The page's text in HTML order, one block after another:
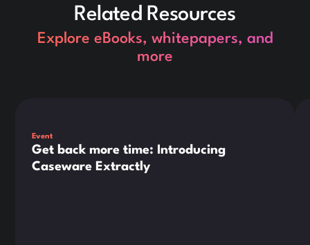
Related Resources
Explore eBooks, whitepapers, and
more
Event
Get back more time: Introducing
Caseware Extractly